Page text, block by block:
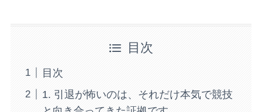
目次
目次
1. 引退が怖いのは、それだけ本気で競技